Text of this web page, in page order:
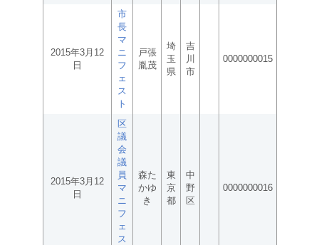
2015年3月12
日
市
長
マ
ニ
フ
ェ
ス
ト
戸張
胤茂
埼
玉
県
吉
川
市
0000000015
2015年3月12
日
区
議
会
議
員
マ
ニ
フ
ェ
ス
森た
かゆ
き
東
京
都
中
野
区
0000000016